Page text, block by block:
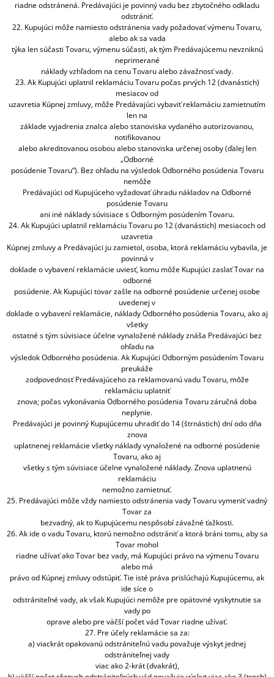
riadne odstránená. Predávajúci je povinný vadu bez zbytočného odkladu
odstrániť.
22. Kupujúci môže namiesto odstránenia vady požadovať výmenu Tovaru,
alebo ak sa vada
týka len súčasti Tovaru, výmenu súčasti, ak tým Predávajúcemu nevzniknú
neprimerané
náklady vzhľadom na cenu Tovaru alebo závažnosť vady.
23. Ak Kupujúci uplatnil reklamáciu Tovaru počas prvých 12 (dvanástich)
mesiacov od
uzavretia Kúpnej zmluvy, môže Predávajúci vybaviť reklamáciu zamietnutím
len na
základe vyjadrenia znalca alebo stanoviska vydaného autorizovanou,
notifikovanou
alebo akreditovanou osobou alebo stanoviska určenej osoby (ďalej len
„Odborné
posúdenie Tovaru“). Bez ohľadu na výsledok Odborného posúdenia Tovaru
nemôže
Predávajúci od Kupujúceho vyžadovať úhradu nákladov na Odborné
posúdenie Tovaru
ani iné náklady súvisiace s Odborným posúdením Tovaru.
24. Ak Kupujúci uplatnil reklamáciu Tovaru po 12 (dvanástich) mesiacoch od
uzavretia
Kúpnej zmluvy a Predávajúci ju zamietol, osoba, ktorá reklamáciu vybavila, je
povinná v
doklade o vybavení reklamácie uviesť, komu môže Kupujúci zaslať Tovar na
odborné
posúdenie. Ak Kupujúci tovar zašle na odborné posúdenie určenej osobe
uvedenej v
doklade o vybavení reklamácie, náklady Odborného posúdenia Tovaru, ako aj
všetky
ostatné s tým súvisiace účelne vynaložené náklady znáša Predávajúci bez
ohľadu na
výsledok Odborného posúdenia. Ak Kupujúci Odborným posúdením Tovaru
preukáže
zodpovednosť Predávajúceho za reklamovanú vadu Tovaru, môže
reklamáciu uplatniť
znova; počas vykonávania Odborného posúdenia Tovaru záručná doba
neplynie.
Predávajúci je povinný Kupujúcemu uhradiť do 14 (štrnástich) dní odo dňa
znova
uplatnenej reklamácie všetky náklady vynaložené na odborné posúdenie
Tovaru, ako aj
všetky s tým súvisiace účelne vynaložené náklady. Znova uplatnenú
reklamáciu
nemožno zamietnuť.
25. Predávajúci môže vždy namiesto odstránenia vady Tovaru vymeniť vadný
Tovar za
bezvadný, ak to Kupujúcemu nespôsobí závažné ťažkosti.
26. Ak ide o vadu Tovaru, ktorú nemožno odstrániť a ktorá bráni tomu, aby sa
Tovar mohol
riadne užívať ako Tovar bez vady, má Kupujúci právo na výmenu Tovaru
alebo má
právo od Kúpnej zmluvy odstúpiť. Tie isté práva prislúchajú Kupujúcemu, ak
ide síce o
odstrániteľné vady, ak však Kupujúci nemôže pre opätovné vyskytnutie sa
vady po
oprave alebo pre väčší počet vád Tovar riadne užívať.
27. Pre účely reklamácie sa za:
a) viackrát opakovanú odstrániteľnú vadu považuje výskyt jednej
odstrániteľnej vady
viac ako 2-krát (dvakrát),